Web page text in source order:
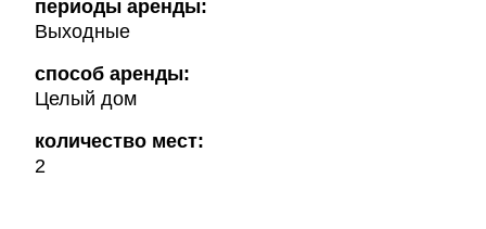
периоды аренды:
Выходные
способ аренды:
Целый дом
количество мест:
2